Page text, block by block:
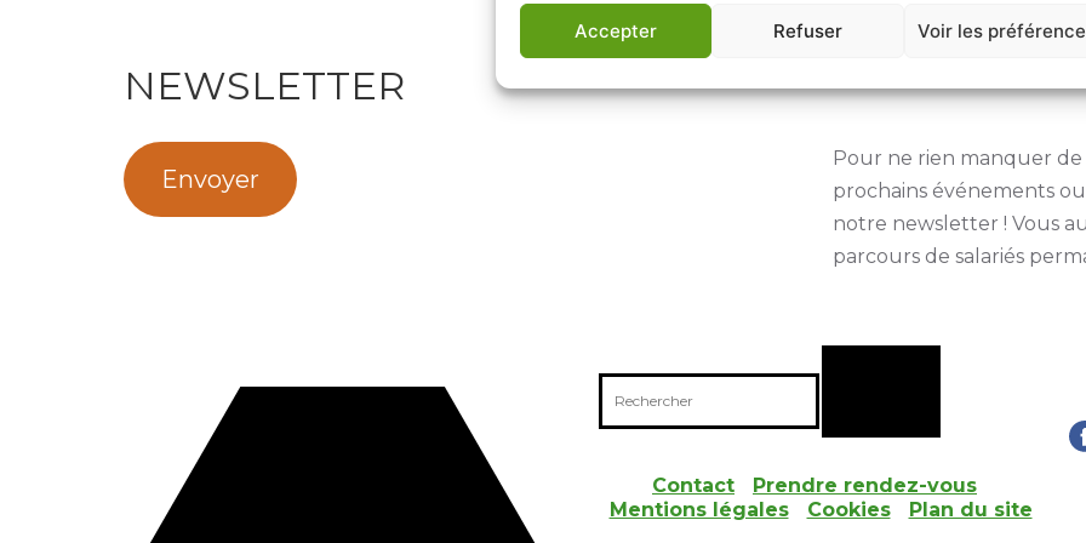
Accepter Refuser Voir les
NEWSLETTER
Envoyer
Pour ne rien manquer
prochains événements
notre newsletter ! Vous
parcours de salariés
Contact
Prendre rendez-vous
Mentions légalesI CookiesI Plan du site